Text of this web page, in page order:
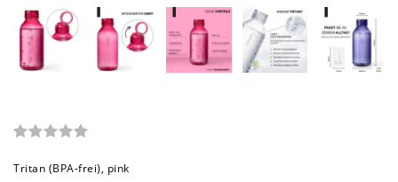
Tritan (BPA-frei), pink